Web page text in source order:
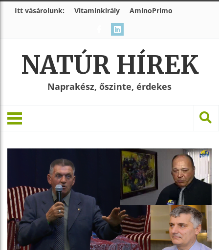
Itt vásárolunk: Vitaminkirály AminoPrimo
NATÚR HÍREK
Naprakész, őszinte, érdekes